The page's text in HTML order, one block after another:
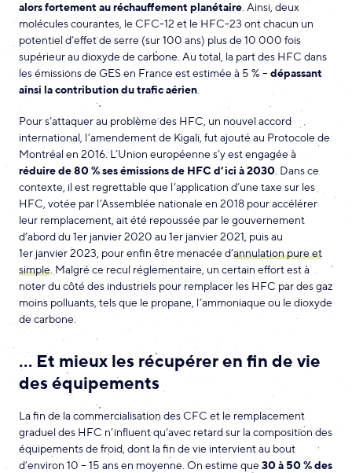
alors fortement au réchauffement planétaire. Ainsi, deux
molécules courantes, le CFC-12 et le HFC-23 ont chacun un
potentiel d’effet de serre (sur 100 ans) plus de 10 000 fois
supérieur au dioxyde de carbone. Au total, la part des HFC dans
les émissions de GES en France est estimée à 5 % –dépassant
ainsi la contribution du trafic aérien.
Pour s’attaquer au problème des HFC, un nouvel accord
international, l’amendement de Kigali, fut ajouté au Protocole de
Montréal en 2016. L’Union européenne s’y est engagée à
réduire de 80 % ses émissions de HFC d’ici à 2030 . Dans ce
contexte, il est regrettable que l’application d’une taxe sur les
HFC, votée par l’Assemblée nationale en 2018 pour accélérer
leur remplacement, ait été repoussée par le gouvernement
d’abord du 1er janvier 2020 au 1er janvier 2021, puis au
1er janvier 2023, pour enfin être menacée d’annulation pure et
simple . Malgré ce recul réglementaire, un certain effort est à
noter du côté des industriels pour remplacer les HFC par des gaz
moins polluants, tels que le propane, l’ammoniaque ou le dioxyde
de carbone.
… Et mieux les récupérer en fin de vie
des équipements
La fin de la commercialisation des CFC et le remplacement
graduel des HFC n’influent qu’avec retard sur la composition des
équipements de froid, dont la fin de vie intervient au bout
d’environ 10 – 15 ans en moyenne. On estime que 30 à 50 % des